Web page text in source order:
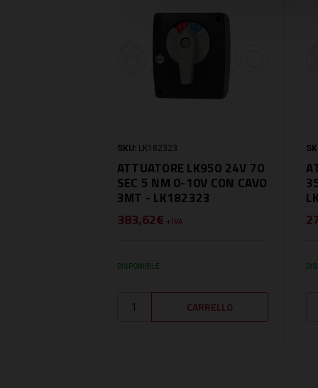
SKU: LK182323
ATTUATORE LK950 24V 70
SEC 5 NM 0-10V CON CAVO
3MT - LK182323
383,62€ + IVA
DISPONIBILE